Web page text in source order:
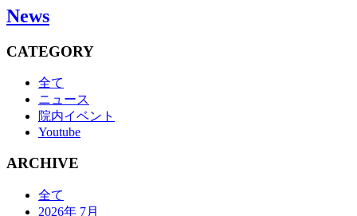
News
CATEGORY
全て
ニュース
院内イベント
Youtube
ARCHIVE
全て
2026年 7月